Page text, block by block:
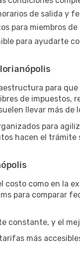
de salida y
para miembros
para ayudarte
para
de impuestos,
llevar más de
para
hacen el
como en la
para comparar
constante, y el
más